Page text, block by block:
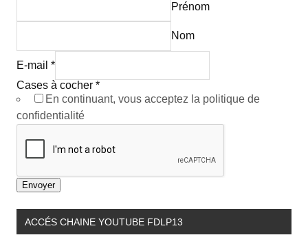
Prénom
Nom
E-mail *
Cases à cocher *
En continuant, vous acceptez la politique de
confidentialité
Envoyer
ACCÉS CHAINE YOUTUBE FDLP13